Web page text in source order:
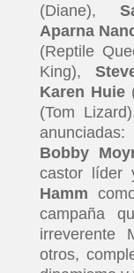
(Diane),
Aparna
(Reptile
King),
Karen Huie
(Tom
anunciadas:
Bobby
castor líder
Hamm
campaña
irreverente
otros,